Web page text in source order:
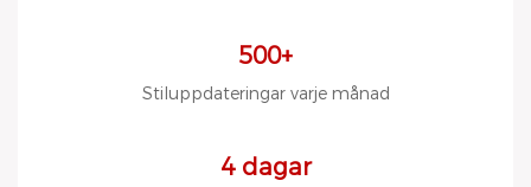
500+
Stiluppdateringar varje månad
4 dagar